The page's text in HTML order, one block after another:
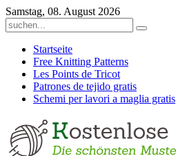
Samstag, 08. August 2026
Startseite
Free Knitting Patterns
Les Points de Tricot
Patrones de tejido gratis
Schemi per lavori a maglia gratis